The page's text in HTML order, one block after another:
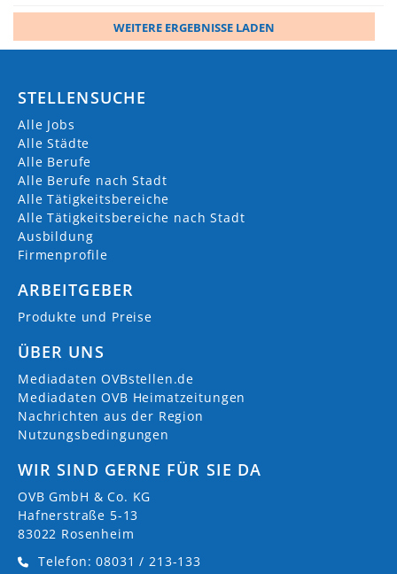
WEITERE ERGEBNISSE LADEN
STELLENSUCHE
Alle Jobs
Alle Städte
Alle Berufe
Alle Berufe nach Stadt
Alle Tätigkeitsbereiche
Alle Tätigkeitsbereiche nach Stadt
Ausbildung
Firmenprofile
ARBEITGEBER
Produkte und Preise
ÜBER UNS
Mediadaten OVBstellen.de
Mediadaten OVB Heimatzeitungen
Nachrichten aus der Region
Nutzungsbedingungen
WIR SIND GERNE FÜR SIE DA
OVB GmbH & Co. KG
Hafnerstraße 5-13
83022 Rosenheim
Telefon: 08031 / 213-133